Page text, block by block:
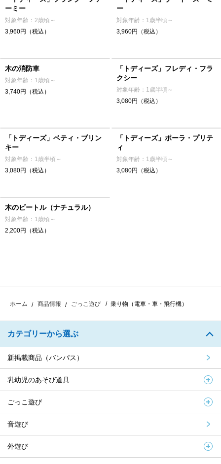
ーミー
対象年齢：2歳頃～
3,960円（税込）
ー
対象年齢：1歳半頃～
3,960円（税込）
木の消防車
対象年齢：1歳頃～
3,740円（税込）
「トディーズ」フレディ・フラ
クシー
対象年齢：1歳半頃～
3,080円（税込）
「トディーズ」ベティ・ブリン
キー
対象年齢：1歳半頃～
3,080円（税込）
「トディーズ」ポーラ・プリテ
ィ
対象年齢：1歳半頃～
3,080円（税込）
木のビートル（ナチュラル）
対象年齢：1歳頃～
2,200円（税込）
ホーム 商品情報 ごっこ遊び 乗り物（電車・車・飛行機）
カテゴリーから選ぶ
新掲載商品（バンパス）
乳幼児のあそび道具
ごっこ遊び
音遊び
外遊び